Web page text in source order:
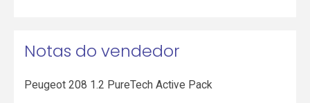
Notas do vendedor
Peugeot 208 1.2 PureTech Active Pack